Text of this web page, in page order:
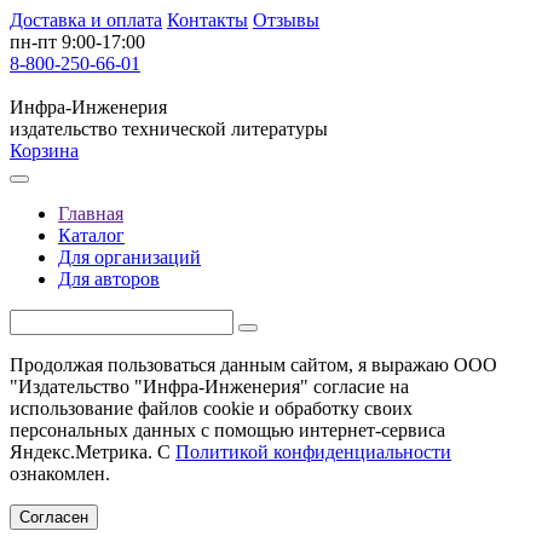
Доставка и оплата Контакты Отзывы
пн-пт 9:00-17:00
8-800-250-66-01
Инфра-Инженерия
издательство технической литературы
Корзина
Главная
Каталог
Для организаций
Для авторов
Продолжая пользоваться данным сайтом, я выражаю ООО
"Издательство "Инфра-Инженерия" согласие на
использование файлов cookie и обработку своих
персональных данных с помощью интернет-сервиса
Яндекс.Метрика. С Политикой конфиденциальности
ознакомлен.
Согласен